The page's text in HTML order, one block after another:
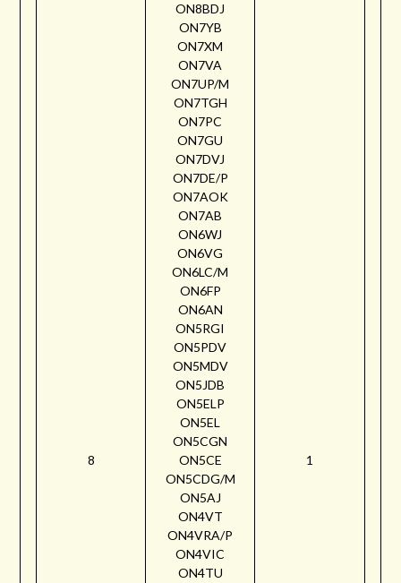
8
ON8BDJ
ON7YB
ON7XM
ON7VA
ON7UP/M
ON7TGH
ON7PC
ON7GU
ON7DVJ
ON7DE/P
ON7AOK
ON7AB
ON6WJ
ON6VG
ON6LC/M
ON6FP
ON6AN
ON5RGI
ON5PDV
ON5MDV
ON5JDB
ON5ELP
ON5EL
ON5CGN
ON5CE
ON5CDG/M
ON5AJ
ON4VT
ON4VRA/P
ON4VIC
ON4TU
1